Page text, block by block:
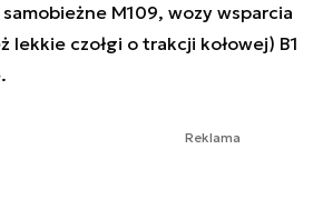
M109, wozy wsparcia
czołgi o trakcji kołowej) B1
Reklama